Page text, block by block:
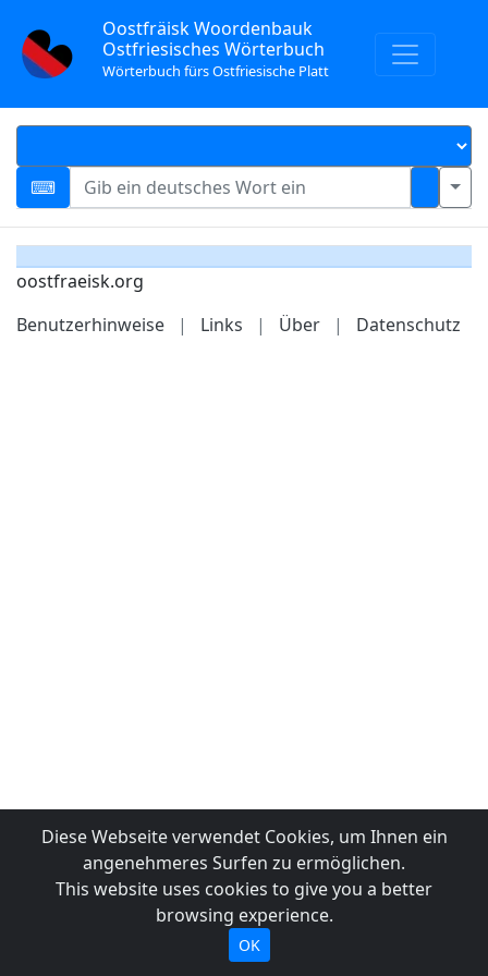
Oostfräisk Woordenbauk
Ostfriesisches Wörterbuch
Wörterbuch fürs Ostfriesische Platt
oostfraeisk.org
Benutzerhinweise
| Links | Über | Datenschutz
Diese Webseite verwendet Cookies, um Ihnen ein
angenehmeres Surfen zu ermöglichen.
This website uses cookies to give you a better
browsing experience.
OK